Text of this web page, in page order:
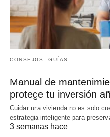
CONSEJOS GUÍAS
Manual de
protege tu inversión
Cuidar una vivienda no es solo
estrategia inteligente para
3 semanas hace